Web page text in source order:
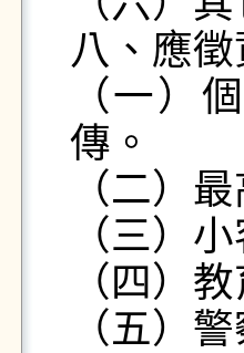
八、應徵
（一）
傳。
（二）
（三）
（四）
（五）